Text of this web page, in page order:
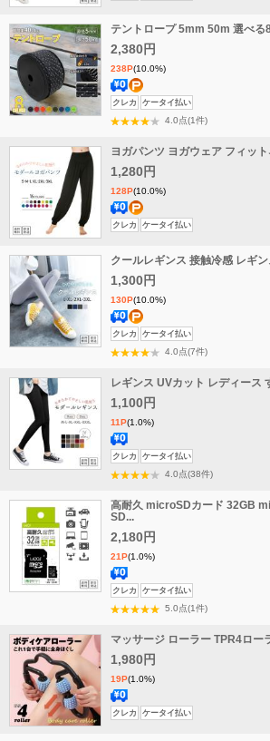
無
料
ン
ト
増
量
テントロープ 5mm 50m 選べる
2,380円
238P(10.0%)
送
料
料
ポ
イ
ト
増
量
クレカ ケータイ払い
4.0点(1件)
ヨガパンツ ヨガウェア フィッ
1,280円
128P(10.0%)
送
無
料
ポ
ン
ト
増
量
クレカ ケータイ払い
クールレギンス 接触冷感 レギ
1,300円
130P(10.0%)
送
料
料
ポ
イ
ト
増
量
クレカ ケータイ払い
4.0点(7件)
レギンス UVカット レディース
1,100円
11P(1.0%)
送
料
料
クレカ ケータイ払い
4.0点(38件)
高耐久 microSDカード 32GB
SD...
2,180円
21P(1.0%)
送
料
料
クレカ ケータイ払い
5.0点(1件)
マッサージ ローラー TPR4ロー
1,980円
19P(1.0%)
送
クレカ ケータイ払い